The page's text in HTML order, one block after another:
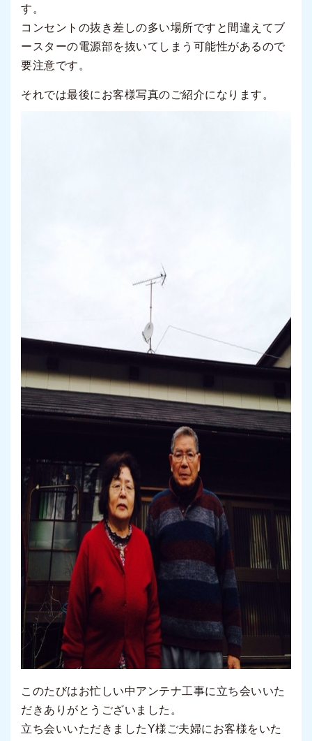
す。
コンセントの抜き差しの多い場所ですと間違えてブ
ースターの電源部を抜いてしまう可能性があるので
要注意です。
それでは最後にお客様写真のご紹介になります。
このたびはお忙しい中アンテナ工事に立ち会いいた
だきありがとうございました。
立ち会いいただきましたY様ご夫婦にお客様をいた